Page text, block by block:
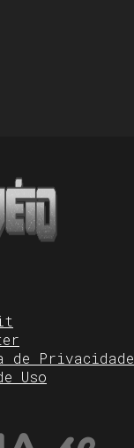
de Privacidade
Uso